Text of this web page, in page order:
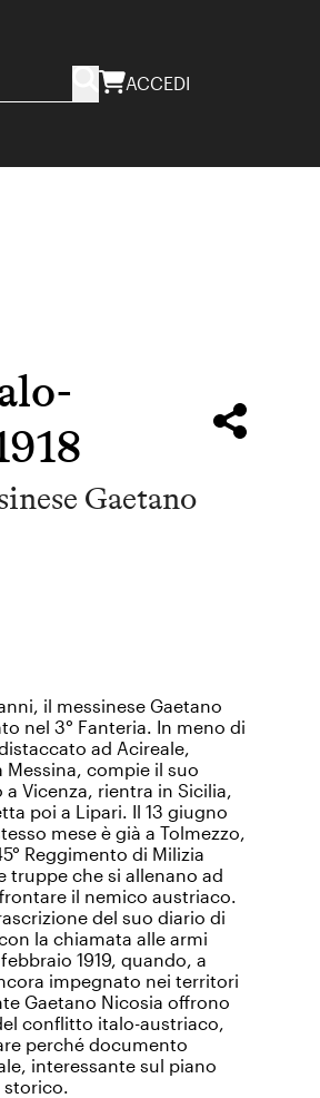
ACCEDI
Gaetano
il messinese Gaetano
nel 3° Fanteria. In meno di
ad Acireale,
compie il suo
Vicenza, rientra in Sicilia,
poi a Lipari. Il 13 giugno
mese è già a Tolmezzo,
Reggimento di Milizia
truppe che si allenano ad
il nemico austriaco.
del suo diario di
la chiamata alle armi
1919, quando, a
impegnato nei territori
Gaetano Nicosia offrono
conflitto italo-austriaco,
perché documento
interessante sul piano
storico.